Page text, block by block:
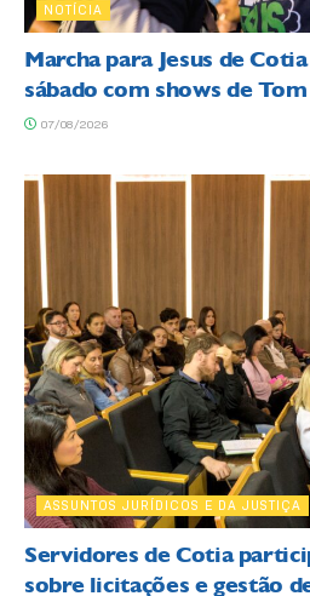
NOTÍCIA
Marcha para Jesus de
sábado com shows de
07/08/2026
ASSUNTOS JURÍDICOS E DA JUSTIÇA
Servidores de Cotia
sobre licitações e gestão